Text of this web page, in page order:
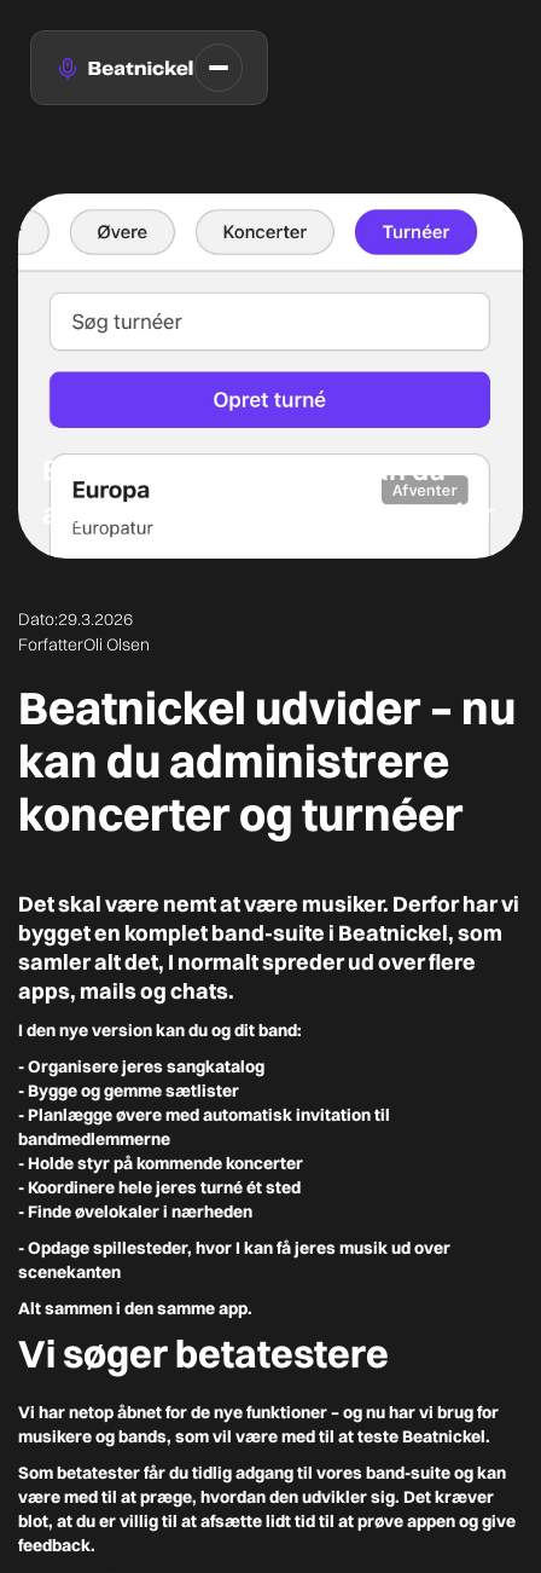
Beatnickel udvider – nu kan du
administrere koncerter og turnéer
Dato:29.3.2026
ForfatterOli Olsen
Beatnickel udvider – nu
kan du administrere
koncerter og turnéer
Det skal være nemt at være musiker. Derfor har vi
bygget en kompletband-suite i Beatnickel, som
samler alt det, I normalt spreder ud over flere
apps, mails og chats.
I den nye version kan du og dit band:
- Organisere jeressangkatalog
- Bygge og gemmesætlister
- Planlæggeøveremed automatisk invitation til
bandmedlemmerne
- Holde styr på kommendekoncerter
- Koordinere hele jeresturnéét sted
- Finde øvelokaleri nærheden
- Opdage spillesteder, hvor I kan få jeres musik ud over
scenekanten
Alt sammen i den samme app.
Vi søger betatestere
Vi har netop åbnet for de nye funktioner – og nu har vi brug for
musikere og bands, som vil være med til at teste Beatnickel.
Som betatester får du tidlig adgang til vores band-suite og kan
være med til at præge, hvordan den udvikler sig. Det kræver
blot, at du er villig til at afsætte lidt tid til at prøve appen og give
feedback.